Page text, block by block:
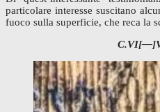
particolare interesse suscitano
fuoco sulla superficie, che reca la